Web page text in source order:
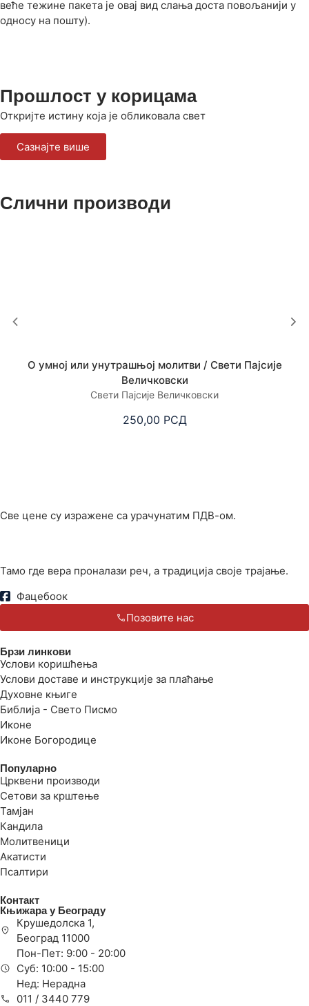
веће тежине пакета је овај вид слања доста повољанији у
односу на пошту).
Прошлост у корицама
Откријте истину која је обликовала свет
Сазнајте више
Слични производи
О умној или унутрашњој молитви / Свети Пајсије
Величковски
Свети Пајсије Величковски
250,00 РСД
Све цене су изражене са урачунатим ПДВ-ом.
Тамо где вера проналази реч, а традиција своје трајање.
Фацебоок
Позовите нас
Брзи линкови
Услови коришћења
Услови доставе и инструкције за плаћање
Духовне књиге
Библија - Свето Писмо
Иконе
Иконе Богородице
Популарно
Црквени производи
Сетови за крштење
Тамјан
Кандила
Молитвеници
Акатисти
Псалтири
Контакт
Књижара у Београду
Крушедолска 1,
Београд 11000
Пон-Пет: 9:00 - 20:00
Суб: 10:00 - 15:00
Нед: Нерадна
011 / 3440 779